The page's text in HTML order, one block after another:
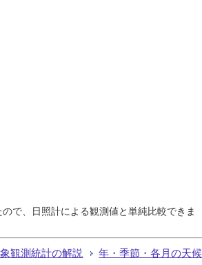
で、日照計による観測値と単純比較できま
観測統計の解説 年・季節・各月の天候